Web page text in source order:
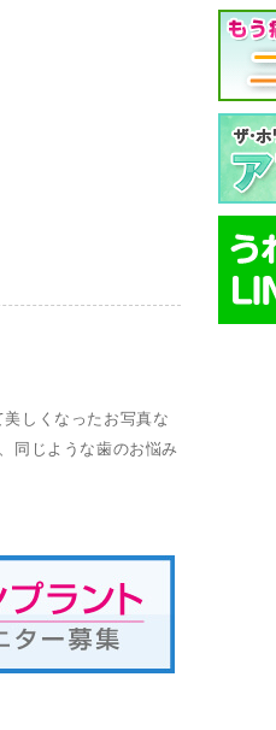
しくなったお写真な
同じような歯のお悩み